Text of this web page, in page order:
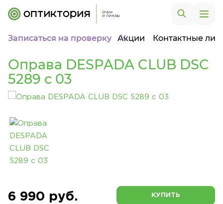
Записаться на проверку Акции Контактные
Оправа DESPADA CLUB DSC
5289 c 03
6 990 руб. КУПИТЬ